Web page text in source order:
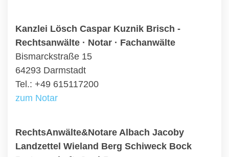
Kanzlei Lösch Caspar Kuznik Brisch -
Rechtsanwälte · Notar · Fachanwälte
Bismarckstraße 15
64293 Darmstadt
Tel.: +49 615117200
zum Notar
RechtsAnwälte&Notare Albach Jacoby
Landzettel Wieland Berg Schiweck Bock